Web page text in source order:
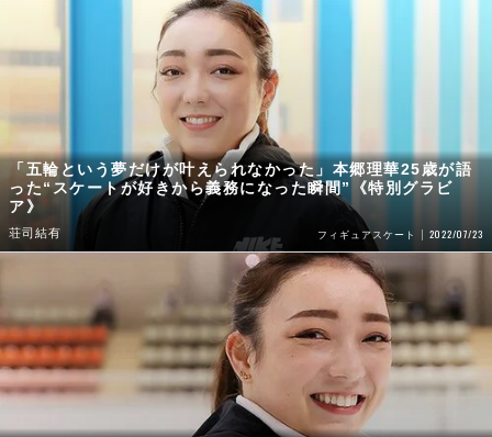
「五輪という夢だけが叶えられなかった」本郷理華25歳が語
った“スケートが好きから義務になった瞬間”《特別グラビ
ア》
荘司結有 フィギュアスケート 2022/07/23